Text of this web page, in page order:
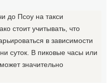
до Псоу на такси
стоит учитывать, что
в зависимости
суток. В пиковые часы или
значительно